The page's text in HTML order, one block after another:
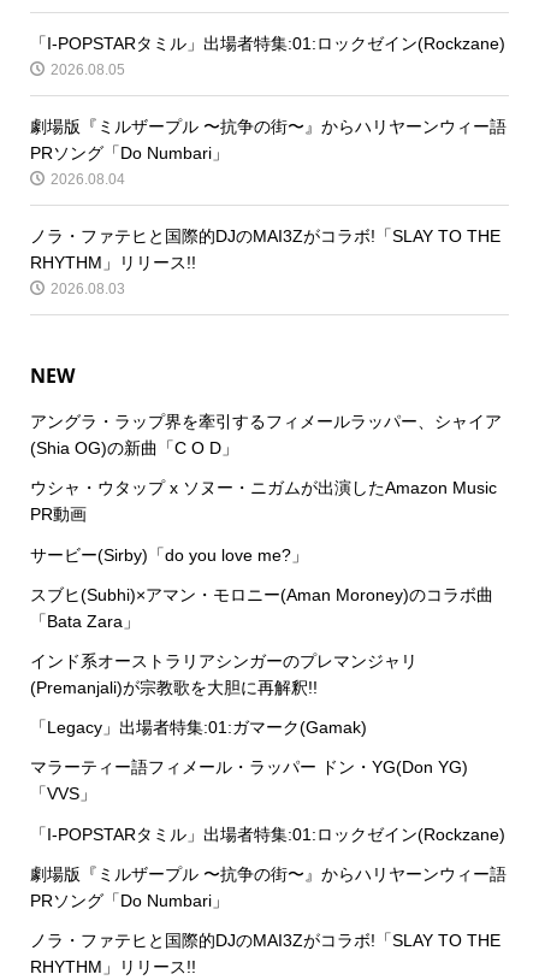
「I-POPSTARタミル」出場者特集:01:ロックゼイン(Rockzane)
2026.08.05
劇場版『ミルザープル 〜抗争の街〜』からハリヤーンウィー語
PRソング「Do Numbari」
2026.08.04
ノラ・ファテヒと国際的DJのMAI3Zがコラボ!「SLAY TO THE
RHYTHM」リリース!!
2026.08.03
NEW
アングラ・ラップ界を牽引するフィメールラッパー、シャイア
(Shia OG)の新曲「C O D」
ウシャ・ウタップ x ソヌー・ニガムが出演したAmazon Music
PR動画
サービー(Sirby)「do you love me?」
スブヒ(Subhi)×アマン・モロニー(Aman Moroney)のコラボ曲
「Bata Zara」
インド系オーストラリアシンガーのプレマンジャリ
(Premanjali)が宗教歌を大胆に再解釈!!
「Legacy」出場者特集:01:ガマーク(Gamak)
マラーティー語フィメール・ラッパー ドン・YG(Don YG)
「VVS」
「I-POPSTARタミル」出場者特集:01:ロックゼイン(Rockzane)
劇場版『ミルザープル 〜抗争の街〜』からハリヤーンウィー語
PRソング「Do Numbari」
ノラ・ファテヒと国際的DJのMAI3Zがコラボ!「SLAY TO THE
RHYTHM」リリース!!